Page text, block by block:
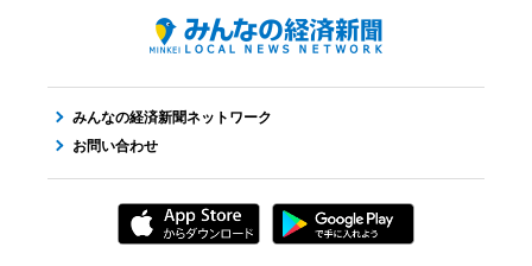
みんなの経済新聞ネットワーク
お問い合わせ